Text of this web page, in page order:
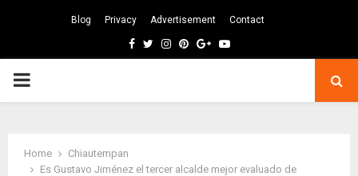
Blog Privacy Advertisement Contact
Facebook
TwitterInstagram
Pinterest
GoogleYoutube
PRIMARY
Home
Chiautempan
Es Gustavo Jiménez el tercer alcalde mejor evaluado de